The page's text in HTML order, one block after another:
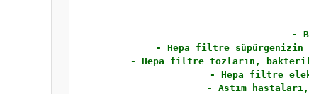
-
- Hepa filtre süpürgenizin
- Hepa filtre tozların,
- Hepa filtre
- Astım